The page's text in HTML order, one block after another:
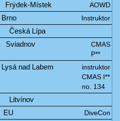
Frýdek-Místek AOWD
Brno Instruktor
Česká Lípa
Sviadnov
CMAS
P**
Lysá nad Labem
instruktor
CMAS I**
no. 134
Litvínov
EU DiveCon